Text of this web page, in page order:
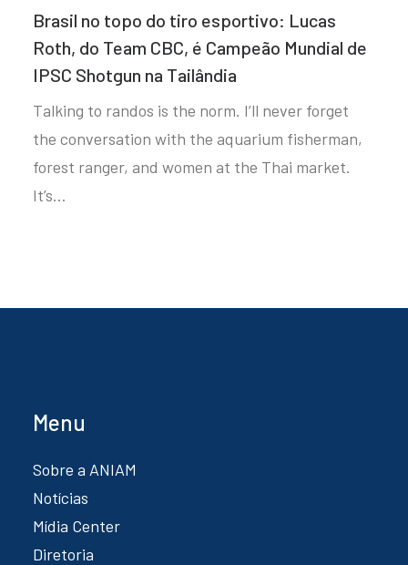
Brasil no topo do tiro esportivo: Lucas
Roth, do Team CBC, é Campeão Mundial de
IPSC Shotgun na Tailândia
Talking to randos is the norm. I’ll never forget
the conversation with the aquarium fisherman,
forest ranger, and women at the Thai market.
It’s…
Menu
Sobre a ANIAM
Notícias
Mídia Center
Diretoria